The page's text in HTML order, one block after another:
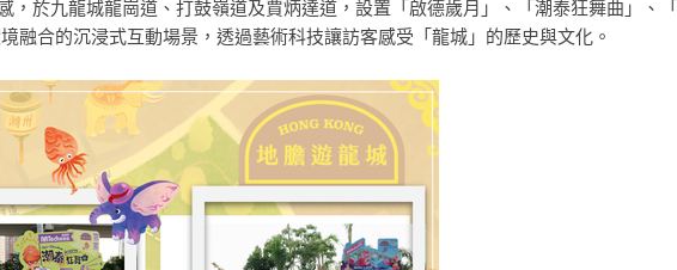
，於九龍城龍崗道、打鼓嶺道及賈炳達道，設置「啟德歲月」、「潮泰狂舞曲」、
融合的沉浸式互動場景，透過藝術科技讓訪客感受「龍城」的歷史與文化。